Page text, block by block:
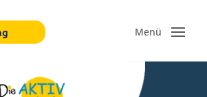
uns